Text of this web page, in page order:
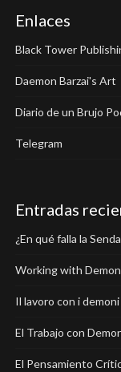
Enlaces
Black Tower
Daemon Barzai's Art
Diario de un Brujo
Telegram
Entradas
¿En qué falla la
Working with
Il lavoro con i demoni
El Trabajo con
El Pensamiento